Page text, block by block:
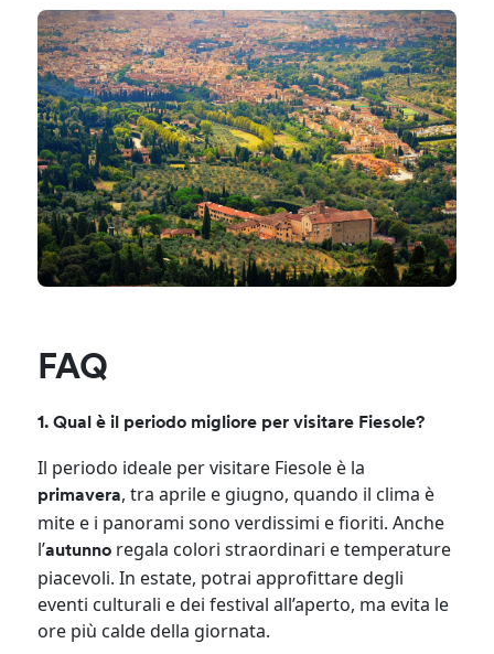
FAQ
1. Qual è il periodo migliore per visitare Fiesole?
Il periodo ideale per visitare Fiesole è la
primavera, tra aprile e giugno, quando il clima è
mite e i panorami sono verdissimi e fioriti. Anche
l’autunno regala colori straordinari e temperature
piacevoli. In estate, potrai approfittare degli
eventi culturali e dei festival all’aperto, ma evita le
ore più calde della giornata.